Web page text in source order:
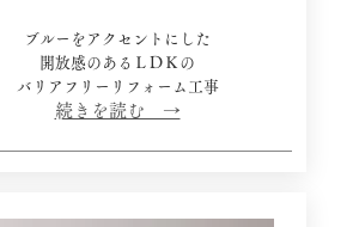
ブルーをアクセントにした
​開放感のあるＬＤＫの
​バリアフリーリフォーム工事
​続きを読む →​